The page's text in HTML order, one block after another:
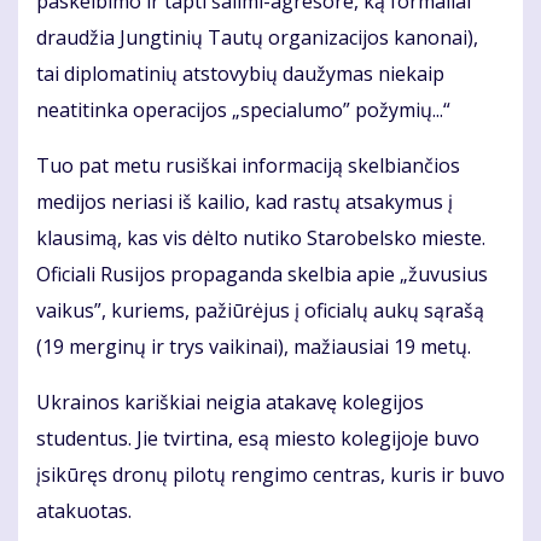
draudžia Jungtinių Tautų organizacijos kanonai),
tai diplomatinių atstovybių daužymas niekaip
neatitinka operacijos „specialumo” požymių...“
Tuo pat metu rusiškai informaciją skelbiančios
medijos neriasi iš kailio, kad rastų atsakymus į
klausimą, kas vis dėlto nutiko Starobelsko mieste.
Oficiali Rusijos propaganda skelbia apie „žuvusius
vaikus”, kuriems, pažiūrėjus į oficialų aukų sąrašą
(19 merginų ir trys vaikinai), mažiausiai 19 metų.
Ukrainos kariškiai neigia atakavę kolegijos
studentus. Jie tvirtina, esą miesto kolegijoje buvo
įsikūręs dronų pilotų rengimo centras, kuris ir buvo
atakuotas.